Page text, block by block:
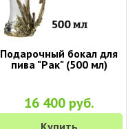
Подарочный бокал для
пива "Рак" (500 мл)
16 400 руб.